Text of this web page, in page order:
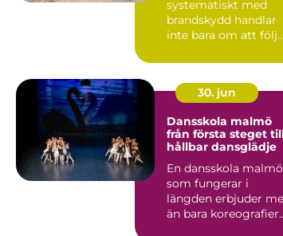
systematiskt med
brandskydd handlar
inte bara om att följa
handlar ...
30. jun
Dansskola malmö
från första steget
hållbar dansglädje
En dansskola malmö
som fungerar i
längden erbjuder
än bara koreografier